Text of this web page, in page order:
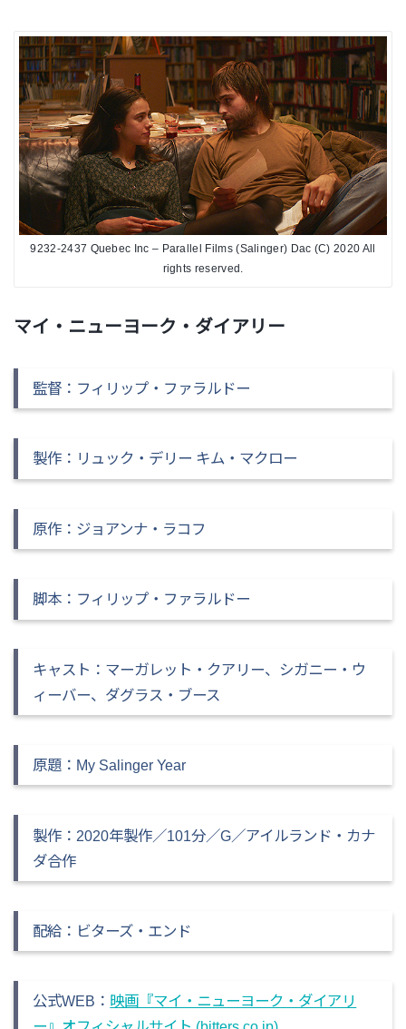
9232-2437 Quebec Inc – Parallel Films (Salinger) Dac (C) 2020 All
rights reserved.
マイ・ニューヨーク・ダイアリー
監督 ：フィリップ・ファラルドー
製作：リュック・デリー キム・マクロー
原作：ジョアンナ・ラコフ
脚本：フィリップ・ファラルドー
キャスト：マーガレット・クアリー、シガニー・ウ
ィーバー、ダグラス・ブース
原題：My Salinger Year
製作：2020年製作／101分／G／アイルランド・カナ
ダ合作
配給 ：ビターズ・エンド
公式WEB ： 映画『マイ・ニューヨーク・ダイアリ